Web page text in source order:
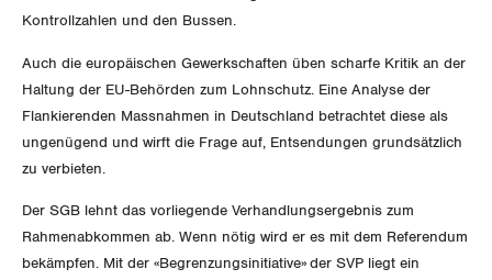
Jugendkommission
Bern
Glarus
OFFENE STELLEN
Bücher/Broschüren
Der Europa-Blog
Kontrollzahlen und den Bussen.
Auch die europäischen Gewerkschaften üben scharfe Kritik an der
Haltung der EU-Behörden zum Lohnschutz. Eine Analyse der
Flankierenden Massnahmen in Deutschland betrachtet diese als
ungenügend und wirft die Frage auf, Entsendungen grundsätzlich
zu verbieten.
Der SGB lehnt das vorliegende Verhandlungsergebnis zum
Rahmenabkommen ab. Wenn nötig wird er es mit dem Referendum
bekämpfen. Mit der «Begrenzungsinitiative» der SVP liegt ein